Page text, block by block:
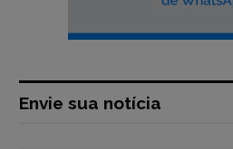
Envie sua notícia